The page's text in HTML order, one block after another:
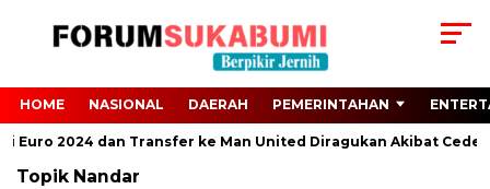
HOME NASIONAL DAERAH PEMERINTAHAN
Euro 2024 dan Transfer ke Man United Diragukan Akibat Cedera
Topik Nandar